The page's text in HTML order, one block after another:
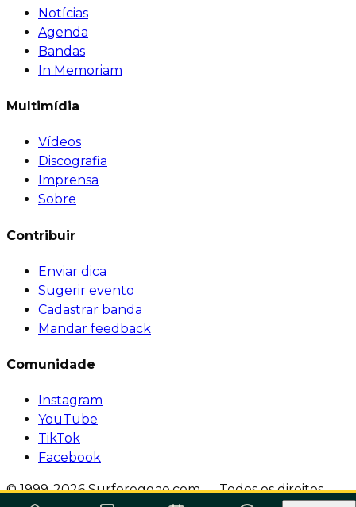
Notícias
Agenda
Bandas
In Memoriam
Multimídia
Vídeos
Discografia
Imprensa
Sobre
Contribuir
Enviar dica
Sugerir evento
Cadastrar banda
Mandar feedback
Comunidade
Instagram
YouTube
TikTok
Facebook
© 1999-2026 Surforeggae.com — Todos os direitos